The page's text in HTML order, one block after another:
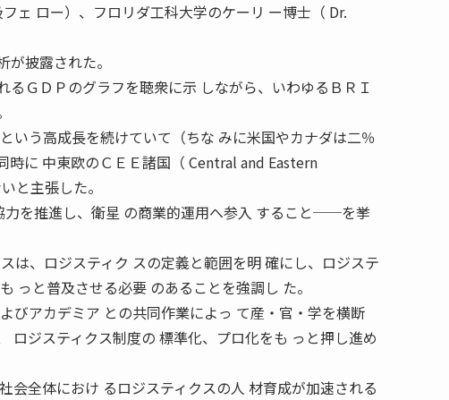
ェ ロー）、フロリダ工科大学のケーリ ー博士（ Dr.
披露された。
ＧＤＰのグラフを聴衆に示 しながら、いわゆるＢＲＩ
いう高成長を続けていて（ちな みに米国やカナダは二％
時に 中東欧のＣＥＥ諸国（ Central and Eastern
と主張した。
力を推進し、衛星 の商業的運用へ参入 すること──を挙
は、ロジスティク スの定義と範囲を明 確にし、ロジステ
っと普及させる必要 のあることを強調し た。
びアカデミア との共同作業によっ て産・官・学を横断
ロジスティクス制度の 標準化、プロ化をも っと押し進め
会全体におけ るロジスティクスの人 材育成が加速される